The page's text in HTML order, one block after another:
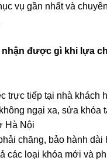
vụ gần nhất và
nhận được gì khi lựa
trực tiếp tại nhà khách
ngại xa, sửa khóa
Hà Nội
chăng, bảo hành dài
các loại khóa mới và